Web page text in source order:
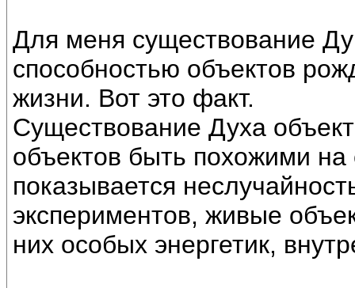
Для меня существование
способностью объектов
жизни. Вот это факт.
Существование Духа
объектов быть похожими
показывается
экспериментов, живые
них особых энергетик,